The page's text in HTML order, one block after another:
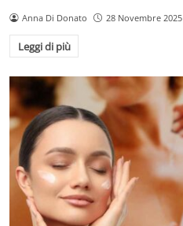
Anna Di Donato 28 Novembre 2025
Leggi di più